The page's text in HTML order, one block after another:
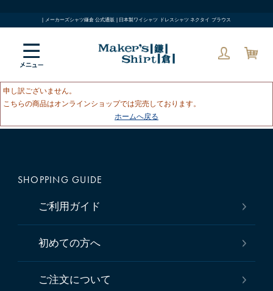
| メーカーズシャツ鎌倉 公式通販 | 日本製ワイシャツ ドレスシャツ ネクタイ ブラウス
申し訳ございません。
こちらの商品はオンラインショップでは完売しております。
ホームへ戻る
SHOPPING GUIDE
ご利用ガイド
初めての方へ
ご注文について